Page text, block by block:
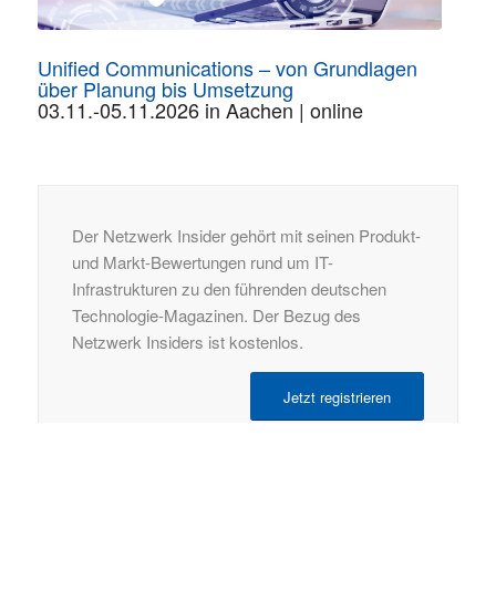
Unified Communications – von Grundlagen
über Planung bis Umsetzung
03.11.-05.11.2026 in Aachen | online
Der Netzwerk Insider gehört mit seinen Produkt-
und Markt-Bewertungen rund um IT-
Infrastrukturen zu den führenden deutschen
Technologie-Magazinen. Der Bezug des
Netzwerk Insiders ist kostenlos.
Jetzt registrieren